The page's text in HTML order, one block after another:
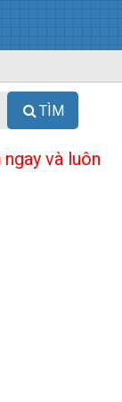
TÌM
và luôn